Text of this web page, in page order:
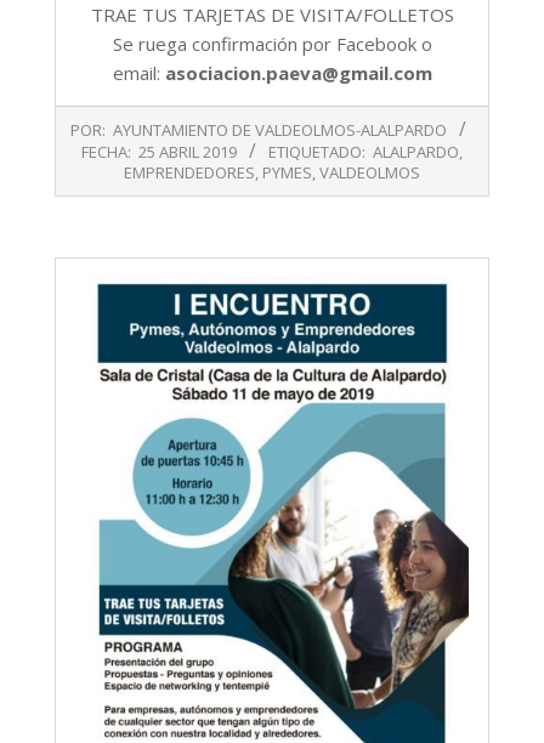
TRAE TUS TARJETAS DE VISITA/FOLLETOS
Se ruega confirmación por Facebook o
email: asociacion.paeva@gmail.com
04-
POR: AYUNTAMIENTO DE VALDEOLMOS-ALALPARDO
FECHA: 25 ABRIL 2019 ETIQUETADO: ALALPARDO,
EMPRENDEDORES, PYMES,VALDEOLMOS